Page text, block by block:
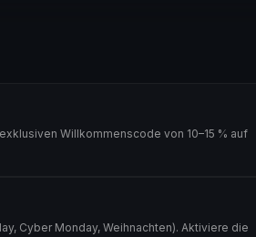
Willkommenscode von 10–15 % auf
Cyber Monday, Weihnachten). Aktiviere die